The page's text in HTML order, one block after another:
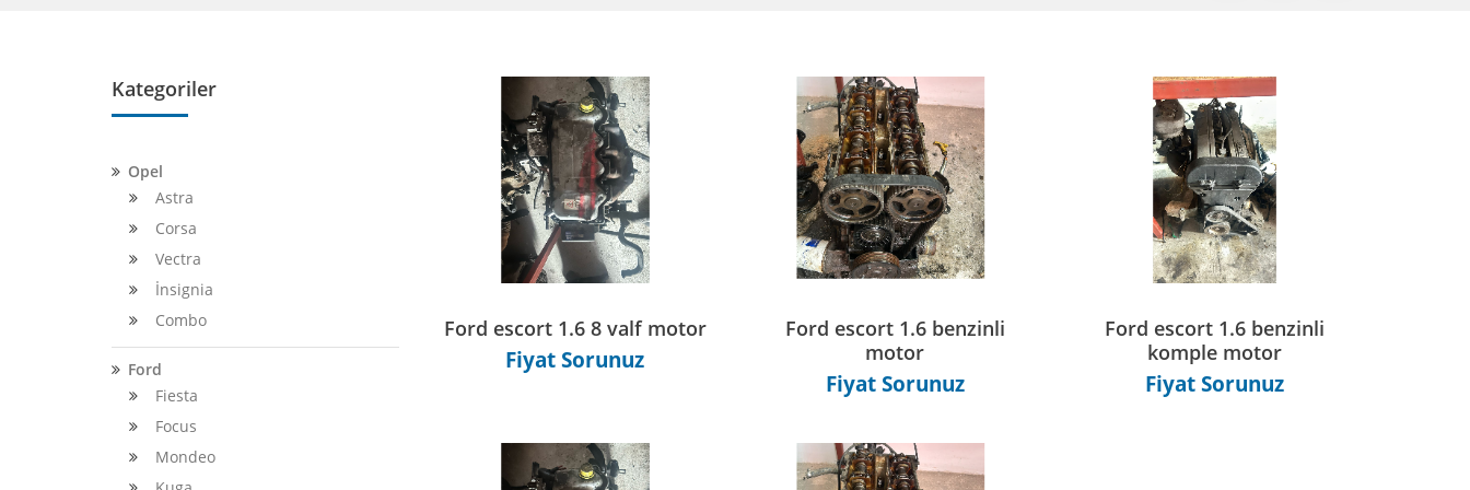
Kategoriler
Opel
Astra
Corsa
Vectra
İnsignia
Combo
Ford
Fiesta
Focus
Mondeo
Ford escort 1.6 8 valf motor
Fiyat Sorunuz
Ford escort 1.6 benzinli
motor
Fiyat Sorunuz
Ford escort 1.6 benzinli
komple motor
Fiyat Sorunuz